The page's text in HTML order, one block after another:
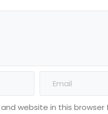
website in this